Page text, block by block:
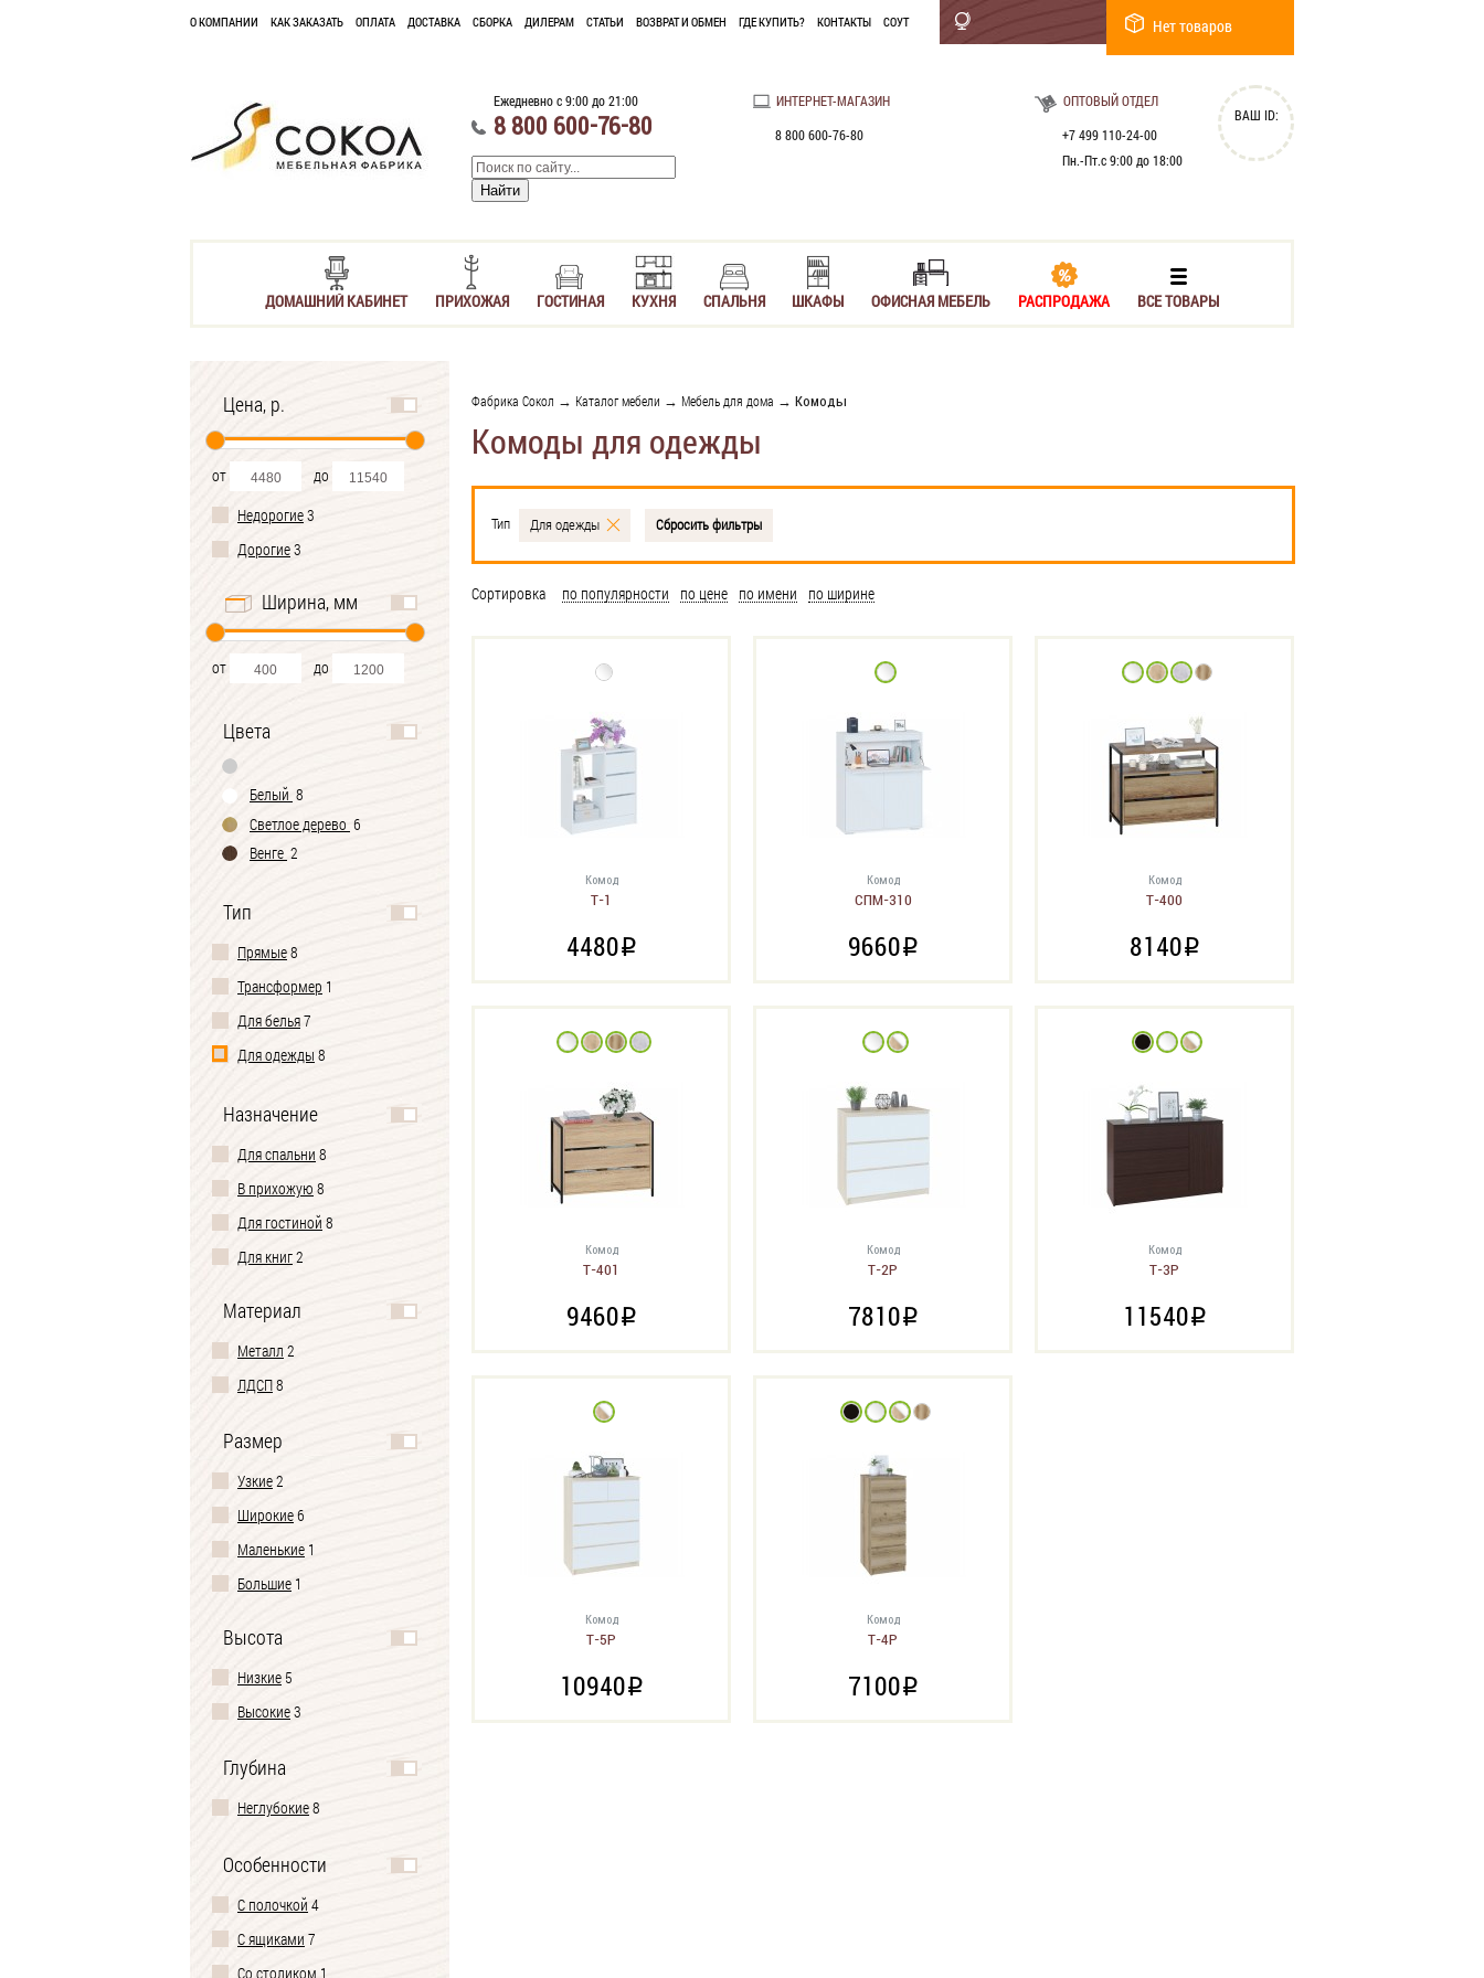
О КОМПАНИИ КАК ЗАКАЗАТЬ ОПЛАТА ДОСТАВКА СБОРКА ДИЛЕРАМ СТАТЬИ ВОЗВРАТ И ОБМЕН ГДЕ КУПИТЬ? КОНТАКТЫ СОУТ Нет товаров
Ежедневно с 9:00 до 21:00
8 800 600-76-80
ИНТЕРНЕТ-МАГАЗИН
8 800 600-76-80
ОПТОВЫЙ ОТДЕЛ
+7 499 110-24-00
Пн.-Пт.с 9:00 до 18:00
ВАШ ID:
ДОМАШНИЙ КАБИНЕТ ПРИХОЖАЯ ГОСТИНАЯ КУХНЯ СПАЛЬНЯ ШКАФЫ ОФИСНАЯ МЕБЕЛЬ РАСПРОДАЖА ВСЕ ТОВАРЫ
Цена, р.
от
до
Недорогие3
Дорогие3
Ширина, мм
от до
Цвета
Белый 8
Светлое дерево 6
Венге 2
Тип
Прямые8
Трансформер 1
Для белья7
Для одежды 8
Туалетный комод-столик1
Назначение
Для спальни 8
В прихожую 8
Для гостиной 8
Для книг2
Материал
Металл 2
ЛДСП8
Размер
Узкие2
Широкие6
Маленькие 1
Большие 1
Высота
Низкие 5
Высокие3
Глубина
Неглубокие8
Особенности
С полочкой 4
С ящиками 7
Со столиком 1
Фабрика Сокол → Каталог мебели → Мебель для дома → Комоды
Комоды для одежды
Тип Для одежды Сбросить фильтры
Сортировка по популярности по цене по имени по ширине
Комод
Т-1
4480i
Комод
СПМ-310
9660i
Комод
Т-400
8140i
Комод
Т-401
9460i
Комод
Т-2Р
7810i
Комод
Т-3Р
11540i
Комод
Т-5Р
10940i
Комод
Т-4Р
7100i